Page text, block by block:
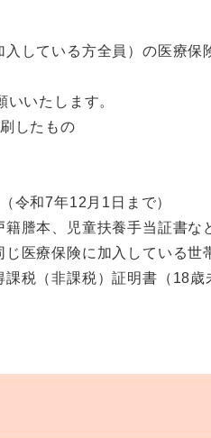
している方全員）の医療保
いたします。
したもの
和7年12月1日まで）
謄本、児童扶養手当証書な
医療保険に加入している世
税（非課税）証明書（18歳